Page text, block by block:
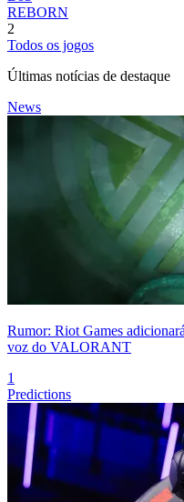
REBORN
2
Todos os jogos
Últimas notícias de destaque
News
Rumor: Riot Games
voz do VALORANT
1
Predictions